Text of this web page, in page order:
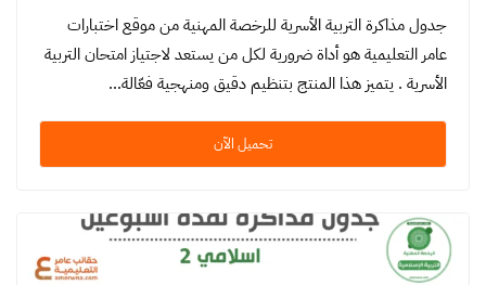
جدول مذاكرة التربية الأسرية للرخصة المهنية من موقع اختبارات
عامر التعليمية هو أداة ضرورية لكل من يستعد لاجتياز امتحان التربية
الأسرية . يتميز هذا المنتج بتنظيم دقيق ومنهجية فعّالة…
تحميل الآن